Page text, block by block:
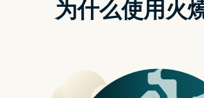
Bug 以及 2 项安全性漏洞，虽然苹果都
最新的版本，但是有许多网友反应更新
更新内容：Google 已经针对 Google 相